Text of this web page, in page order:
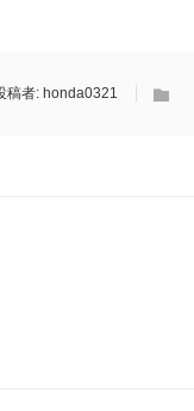
稿者: honda0321